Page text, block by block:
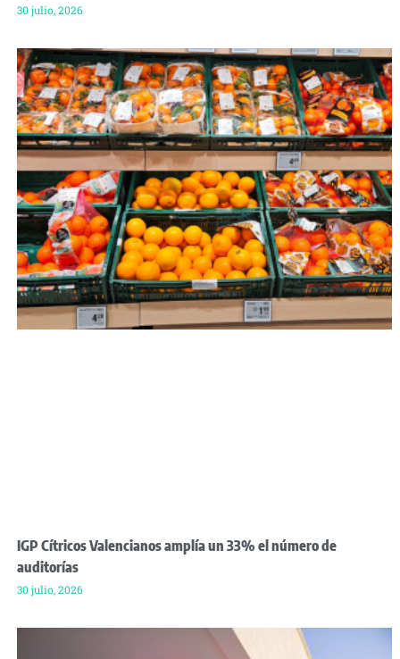
30 julio, 2026
IGP Cítricos Valencianos amplía un 33% el número de
auditorías
30 julio, 2026